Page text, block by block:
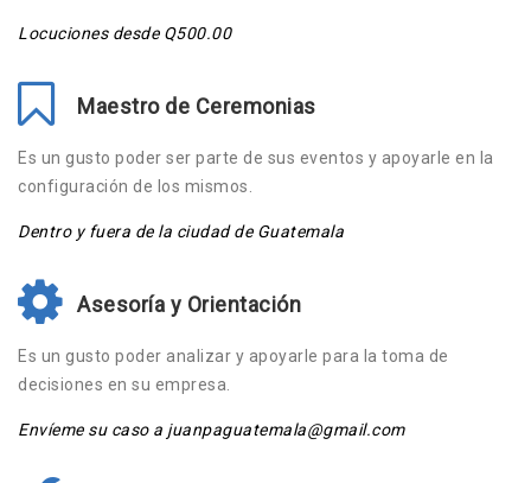
Locuciones desde Q500.00
Maestro de Ceremonias
Es un gusto poder ser parte de sus eventos y apoyarle en la
configuración de los mismos.
Dentro y fuera de la ciudad de Guatemala
Asesoría y Orientación
Es un gusto poder analizar y apoyarle para la toma de
decisiones en su empresa.
Envíeme su caso a juanpaguatemala@gmail.com